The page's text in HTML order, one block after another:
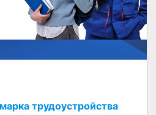
трудоустройства